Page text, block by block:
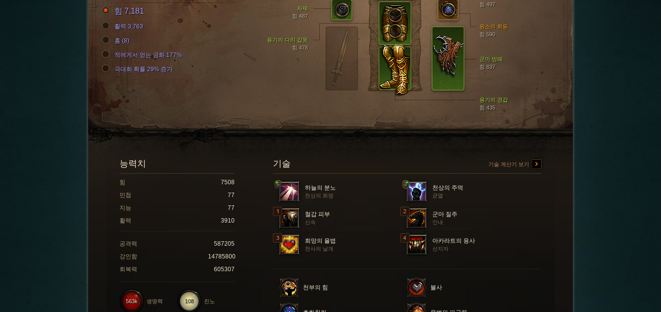
용기의 경갑
힘 435
용기의 다리 갑옷
힘 478
군마 방패
힘 837
힘 497
원소의 회동
힘 590
자제
힘 487
힘 7,181
활력 3,763
홈 (8)
적에게서 얻는 금화 177%
극대화 확률 29% 증가
기술 기술 계산기 보기
하늘의 분노
천상의 화염
천상의 주먹
균열
철갑 피부
신속
군마 질주
인내
희망의 율법
천사의 날개
아카라트의 용사
선지자
천부의 힘 불사
능력치
힘
7508
민첩
77
지능
77
활력
3910
공격력
587205
강인함
14785800
회복력
605307
108 진노
563k 생명력